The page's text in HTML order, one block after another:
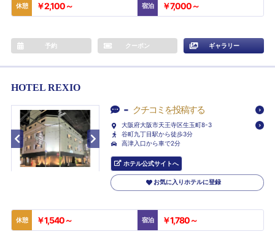
休憩 ￥2,100～ 宿泊 ￥7,000～
予約 クーポン ギャラリー
HOTEL REXIO
- クチコミを投稿する
大阪府大阪市天王寺区生玉町8-3
谷町九丁目駅から徒歩3分
高津入口から車で2分
ホテル公式サイトへ
お気に入りホテルに登録
休憩 ￥1,540～ 宿泊 ￥1,780～